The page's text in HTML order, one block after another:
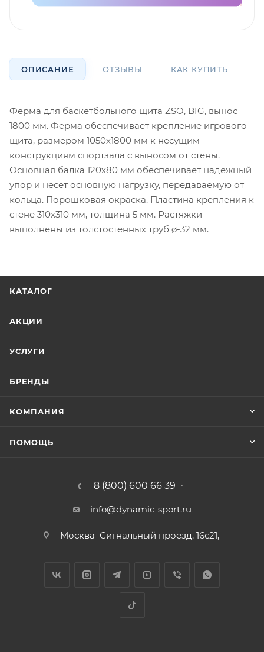
ОПИСАНИЕ ОТЗЫВЫ КАК КУПИТЬ
Ферма для баскетбольного щита ZSO, BIG, вынос
1800 мм. Ферма обеспечивает крепление игрового
щита, размером 1050х1800 мм к несущим
конструкциям спортзала с выносом от стены.
Основная балка 120х80 мм обеспечивает надежный
упор и несет основную нагрузку, передаваемую от
кольца. Порошковая окраска. Пластина крепления к
стене 310х310 мм, толщина 5 мм. Растяжки
выполнены из толстостенных труб ø-32 мм.
КАТАЛОГ
АКЦИИ
УСЛУГИ
БРЕНДЫ
КОМПАНИЯ
ПОМОЩЬ
8 (800) 600 66 39
info@dynamic-sport.ru
Москва Сигнальный проезд, 16с21,